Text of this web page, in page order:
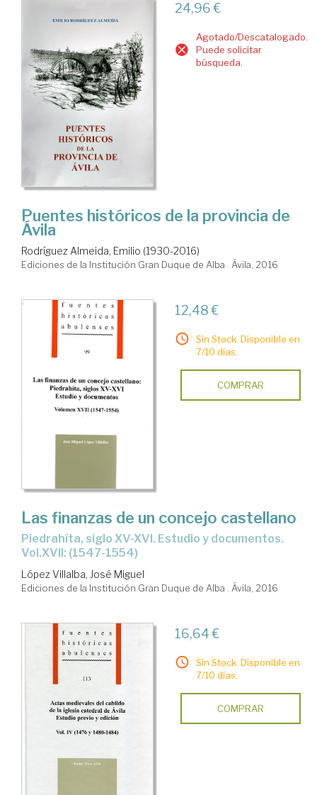
24,96 €
Agotado/Descatalogado.
Puede solicitar
búsqueda.
Puentes históricos de la provincia de
Ávila
Rodríguez Almeida, Emilio (1930-2016)
Ediciones de la Institución Gran Duque de Alba . Ávila, 2016
12,48 €
Sin Stock. Disponible en
7/10 días.
COMPRAR
Las finanzas de un concejo castellano
Piedrahíta, siglo XV-XVI. Estudio y documentos.
Vol.XVII: (1547-1554)
López Villalba, José Miguel
Ediciones de la Institución Gran Duque de Alba . Ávila, 2016
16,64 €
Sin Stock. Disponible en
7/10 días.
COMPRAR